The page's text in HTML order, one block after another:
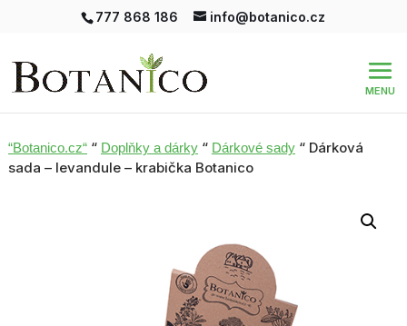
777 868 186 info@botanico.cz
“Botanico.cz““ Doplňky a dárky“ Dárkové sady“ Dárková
sada – levandule – krabička Botanico